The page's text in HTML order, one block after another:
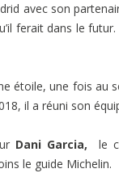
avec son
ferait dans le futur.
étoile, une fois
il a réuni son
Dani Garcia, le
le guide Michelin.